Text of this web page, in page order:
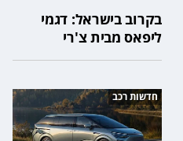
בקרוב בישראל: דגמי
ליפאס מבית צ'רי
חדשות רכב